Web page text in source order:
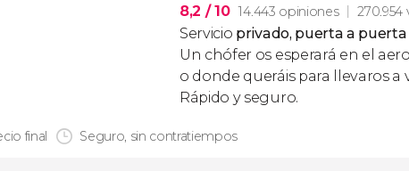
8,2 / 10 14.443 opiniones 270.954
Servicio privado, puerta a
Un chófer os esperará en el
o donde queráis para llevaros a
Rápido y seguro.
final Seguro, sin contratiempos